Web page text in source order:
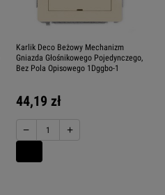
Karlik Deco Beżowy Mechanizm
Gniazda Głośnikowego Pojedynczego,
Bez Pola Opisowego 1Dggbo-1
44,19 zł
− +